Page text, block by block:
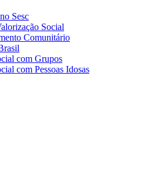
Sesc
Social
Comunitário
com Grupos
com Pessoas Idosas